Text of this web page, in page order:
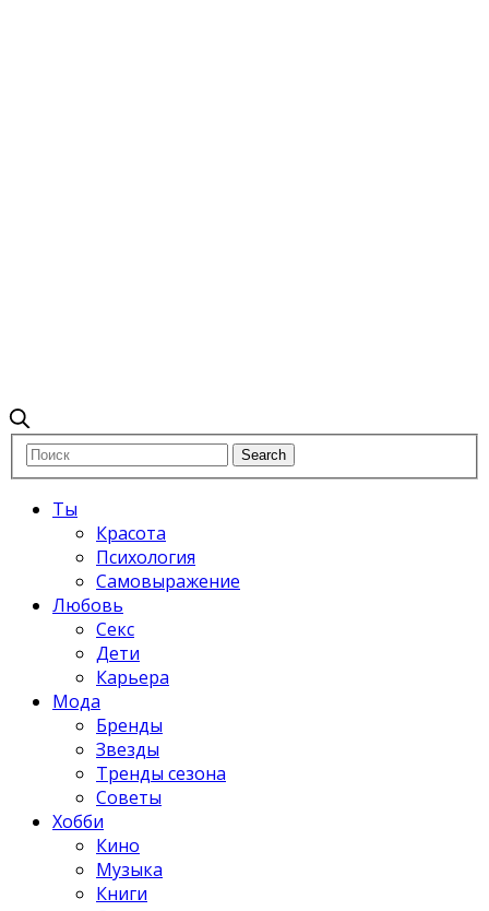
Ты
Красота
Психология
Самовыражение
Любовь
Секс
Дети
Карьера
Мода
Бренды
Звезды
Тренды сезона
Советы
Хобби
Кино
Музыка
Книги